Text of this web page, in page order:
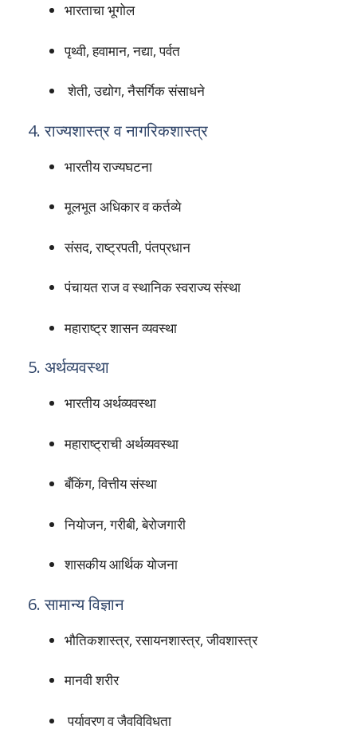
भारताचा भूगोल
पृथ्वी, हवामान, नद्या, पर्वत
शेती, उद्योग, नैसर्गिक संसाधने
4. राज्यशास्त्र व नागरिकशास्त्र
भारतीय राज्यघटना
मूलभूत अधिकार व कर्तव्ये
संसद, राष्ट्रपती, पंतप्रधान
पंचायत राज व स्थानिक स्वराज्य संस्था
महाराष्ट्र शासन व्यवस्था
5. अर्थव्यवस्था
भारतीय अर्थव्यवस्था
महाराष्ट्राची अर्थव्यवस्था
बँकिंग, वित्तीय संस्था
नियोजन, गरीबी, बेरोजगारी
शासकीय आर्थिक योजना
6. सामान्य विज्ञान
भौतिकशास्त्र, रसायनशास्त्र, जीवशास्त्र
मानवी शरीर
पर्यावरण व जैवविविधता